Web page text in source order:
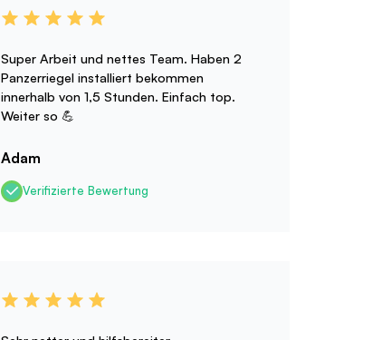
Super Arbeit und nettes Team. Haben 2
Panzerriegel installiert bekommen
innerhalb von 1,5 Stunden. Einfach top.
Weiter so 💪
Adam
Verifizierte Bewertung